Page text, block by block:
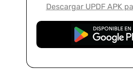
Descargar UPDF APK
Descarga